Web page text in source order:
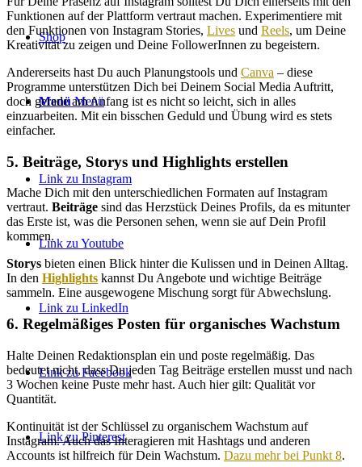
Shop
Menü Menü
Link zu Instagram
Link zu Youtube
Link zu LinkedIn
Link zu Facebook
Link zu Pinterest
Funktionen auf der Plattform vertraut machen. Experimentiere mit
den Funktionen von Instagram Stories, Lives und Reels, um Deine
Kreativität zu zeigen und Deine FollowerInnen zu begeistern.
Andererseits hast Du auch Planungstools und Canva – diese
Programme unterstützen Dich bei Deinem Social Media Auftritt,
doch gerade am Anfang ist es nicht so leicht, sich in alles
einzuarbeiten. Mit ein bisschen Geduld und Übung wird es stets
einfacher.
5. Beiträge, Storys und Highlights erstellen
Mache Dich mit den unterschiedlichen Formaten auf Instagram
vertraut. Beiträge sind das Herzstück Deines Profils, da es mitunter
das Erste ist, was die Personen sehen, wenn sie auf Dein Profil
kommen.
Storys bieten einen Blick hinter die Kulissen und in Deinen Alltag.
In den Highlights kannst Du Angebote und wichtige Beiträge
sammeln. Eine ausgewogene Mischung sorgt für Abwechslung.
6. Regelmäßiges Posten für organisches Wachstum
Halte Deinen Redaktionsplan ein und poste regelmäßig. Das
bedeutet nicht, dass Du jeden Tag Beiträge erstellen musst und nach
3 Wochen keine Puste mehr hast. Auch hier gilt: Qualität vor
Quantität.
Kontinuität ist der Schlüssel zu organischem Wachstum auf
Instagram. Auch das Interagieren mit Hashtags und anderen
Accounts ist hilfreich für Dein Wachstum. Dazu mehr bei Punkt 8.